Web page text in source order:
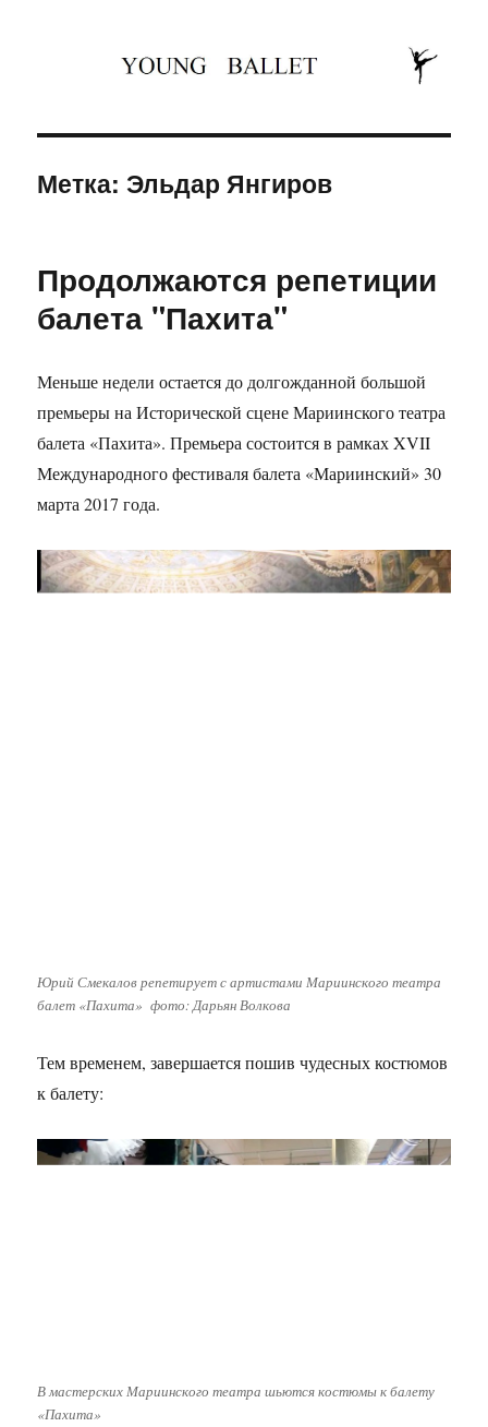
Метка: Эльдар Янгиров
Продолжаются репетиции
балета "Пахита"
Меньше недели остается до долгожданной большой
премьеры на Исторической сцене Мариинского театра
балета «Пахита». Премьера состоится в рамках XVII
Международного фестиваля балета «Мариинский» 30
марта 2017 года.
Юрий Смекалов репетирует с артистами Мариинского театра
балет «Пахита» фото: Дарьян Волкова
Тем временем, завершается пошив чудесных костюмов
к балету:
В мастерских Мариинского театра шьются костюмы к балету
«Пахита»